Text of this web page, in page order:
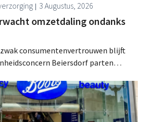
3 Augustus, 2026
omzetdaling ondanks
zwak consumentenvertrouwen blijft
Beiersdorf parten
het volledige boekjaar.